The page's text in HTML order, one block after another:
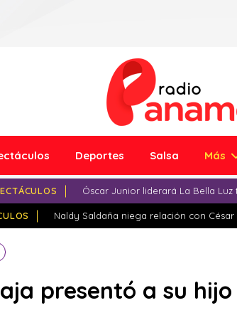
Deportes Salsa Más
Óscar Junior liderará La Bella
Naldy Saldaña niega relación con
presentó a su